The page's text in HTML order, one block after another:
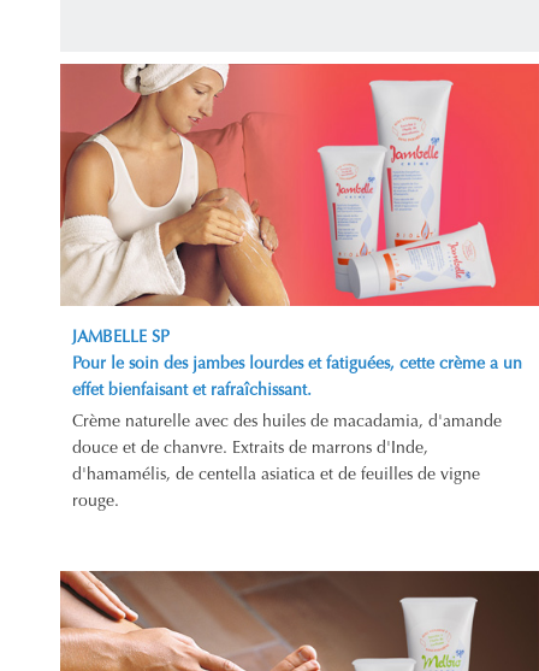
JAMBELLE SP
Pour le soin des jambes lourdes et fatiguées, cette crème a un
effet bienfaisant et rafraîchissant.
Crème naturelle avec des huiles de macadamia, d'amande
douce et de chanvre. Extraits de marrons d'Inde,
d'hamamélis, de centella asiatica et de feuilles de vigne
rouge.